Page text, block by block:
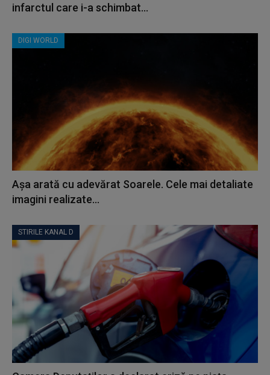
infarctul care i-a schimbat...
DIGI WORLD
Așa arată cu adevărat Soarele. Cele mai detaliate
imagini realizate...
STIRILE KANAL D